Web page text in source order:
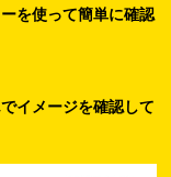
を使って簡単に確認
イメージを確認して